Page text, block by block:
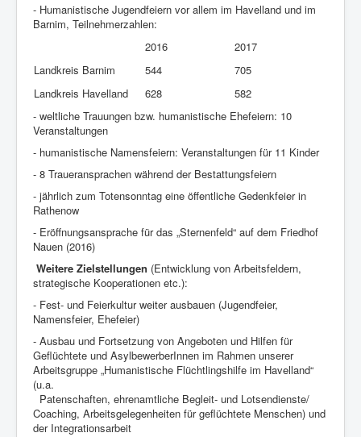
- Humanistische Jugendfeiern vor allem im Havelland und im
Barnim, Teilnehmerzahlen:
2016
2017
Landkreis Barnim
544
705
Landkreis Havelland
628
582
- weltliche Trauungen bzw. humanistische Ehefeiern: 10
Veranstaltungen
- humanistische Namensfeiern: Veranstaltungen für 11 Kinder
- 8 Traueransprachen während der Bestattungsfeiern
- jährlich zum Totensonntag eine öffentliche Gedenkfeier in
Rathenow
- Eröffnungsansprache für das „Sternenfeld“ auf dem Friedhof
Nauen (2016)
Weitere Zielstellungen (Entwicklung von Arbeitsfeldern,
strategische Kooperationen etc.):
- Fest- und Feierkultur weiter ausbauen (Jugendfeier,
Namensfeier, Ehefeier)
- Ausbau und Fortsetzung von Angeboten und Hilfen für
Geflüchtete und AsylbewerberInnen im Rahmen unserer
Arbeitsgruppe „Humanistische Flüchtlingshilfe im Havelland“
(u.a.
Patenschaften, ehrenamtliche Begleit- und Lotsendienste/
Coaching, Arbeitsgelegenheiten für geflüchtete Menschen) und
der Integrationsarbeit